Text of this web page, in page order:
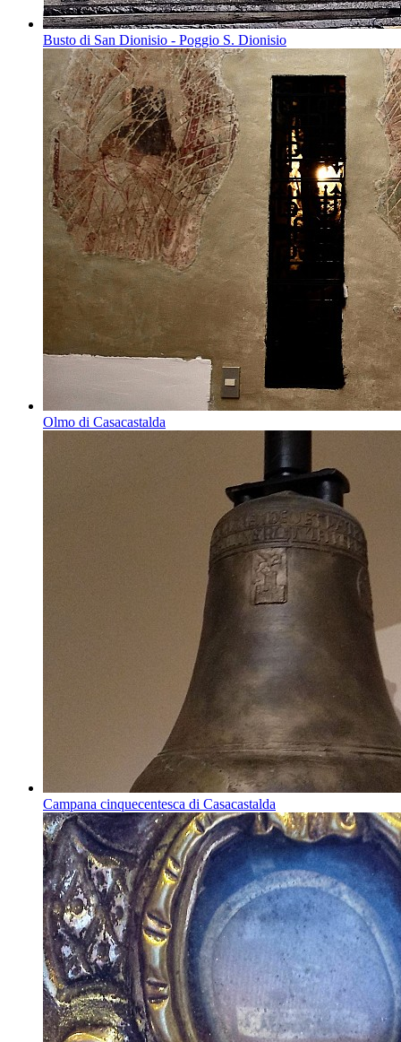
Busto di San Dionisio - Poggio S. Dionisio
Olmo di Casacastalda
Campana cinquecentesca di Casacastalda